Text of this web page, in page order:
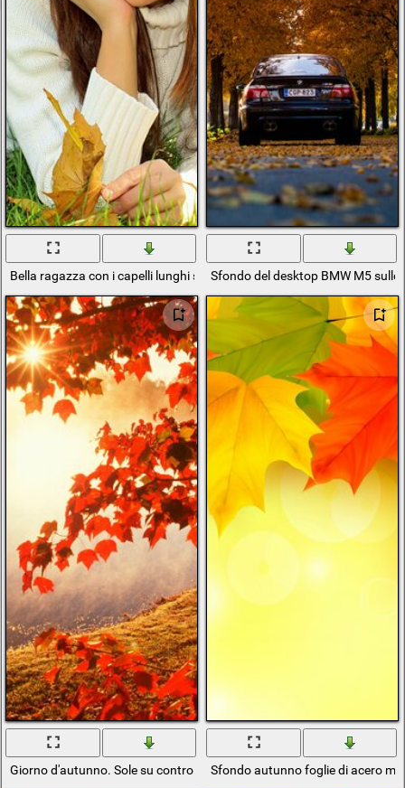
Bella ragazza con i capelli lunghi si trova sull'erba in autunno
Sfondo del desktop BMW M5
Giorno d'autunno. Sole su contro le foglieSfondo autunno foglie di acero